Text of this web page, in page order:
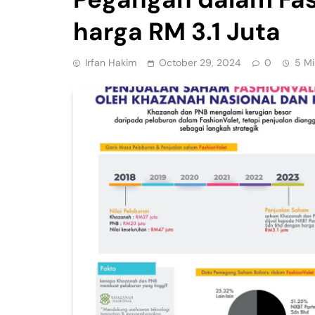
harga RM 3.1 Juta
Irfan Hakim October 29, 2024 0 5